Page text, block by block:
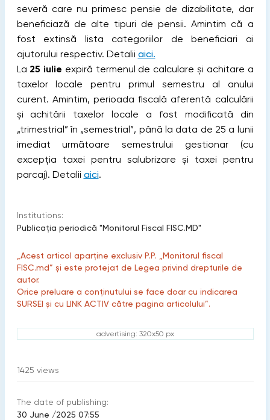
severă care nu primesc pensie de dizabilitate, dar
beneficiază de alte tipuri de pensii. Amintim că a
fost extinsă lista categoriilor de beneficiari ai
ajutorului respectiv. Detalii aici.
La 25 iulie expiră termenul de calculare și achitare a
taxelor locale pentru primul semestru al anului
curent. Amintim, perioada fiscală aferentă calculării
și achitării taxelor locale a fost modificată din
„trimestrial” în „semestrial”, până la data de 25 a lunii
imediat următoare semestrului gestionar (cu
excepția taxei pentru salubrizare și taxei pentru
parcaj). Detalii aici.
Institutions:
Publicaţia periodică "Monitorul Fiscal FISC.MD"
„Acest articol aparține exclusiv P.P. „Monitorul fiscal
FISC.md” și este protejat de Legea privind drepturile de
autor.
Orice preluare a conținutului se face doar cu indicarea
SURSEI și cu LINK ACTIV către pagina articolului”.
advertising: 320x50 px
1425 views
The date of publishing:
30 June /2025 07:55